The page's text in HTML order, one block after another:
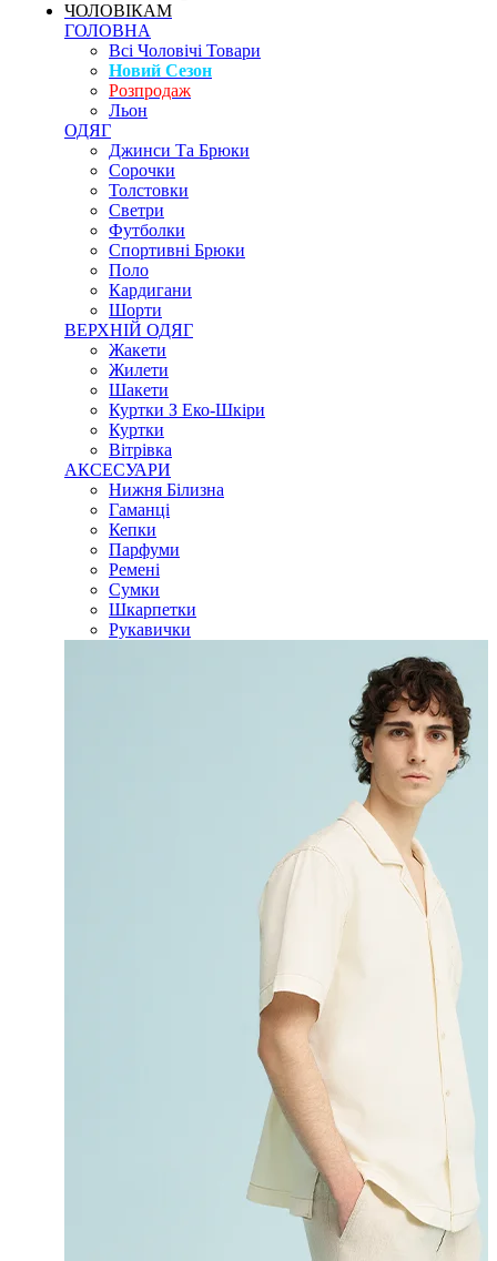
ЧОЛОВІКАМ
ГОЛОВНА
Всі Чоловічі Товари
Новий Сезон
Розпродаж
Льон
ОДЯГ
Джинси Та Брюки
Сорочки
Толстовки
Светри
Футболки
Спортивні Брюки
Поло
Кардигани
Шорти
ВЕРХНІЙ ОДЯГ
Жакети
Жилети
Шакети
Куртки З Еко-Шкіри
Куртки
Вітрівка
АКСЕСУАРИ
Нижня Білизна
Гаманці
Кепки
Парфуми
Ремені
Сумки
Шкарпетки
Рукавички